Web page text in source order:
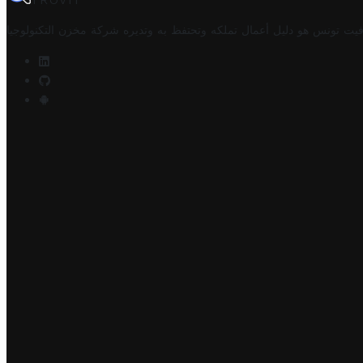
تونس هو دليل أعمال تملكه وتحتفظ به وتديره شركة مخزن التكنولوجيا